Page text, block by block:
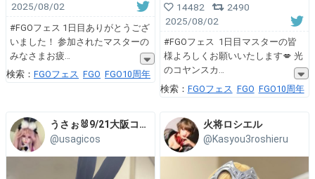
2025/08/02
#FGOフェス 1日目ありがとうござ
いました！ 参加されたマスターの
みなさまお疲
検索： FGOフェス FGO FGO10周年
14482
2490
2025/08/02
#FGOフェス 1日目マスターの皆
様よろしくお願いいたします💋 光
のコヤンスカ
検索： FGOフェス FGO FGO10周年
うさぉ🐰9/21大阪コスコン
@usagicos
火将ロシエル
@Kasyou3roshieru